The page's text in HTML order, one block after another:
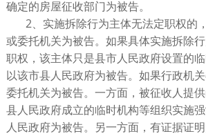
确定的房屋征收部门为被告。
2、实施拆除行为主体无法定职权的
或委托机关为被告。如果具体实施拆除
职权，该主体只是县市人民政府设置的
以该市县人民政府为被告。如果行政机
委托机关为被告。一方面，被征收人提
县人民政府成立的临时机构等组织实施
人民政府为被告。另一方面，有证据证